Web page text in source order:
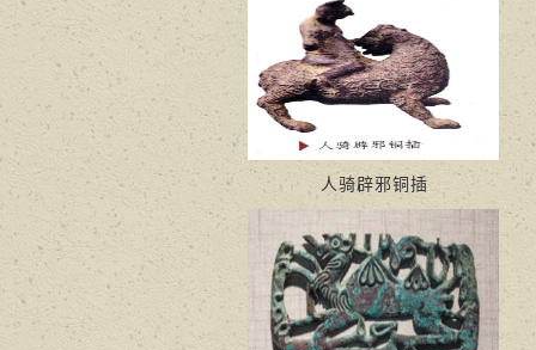
人骑辟邪铜插